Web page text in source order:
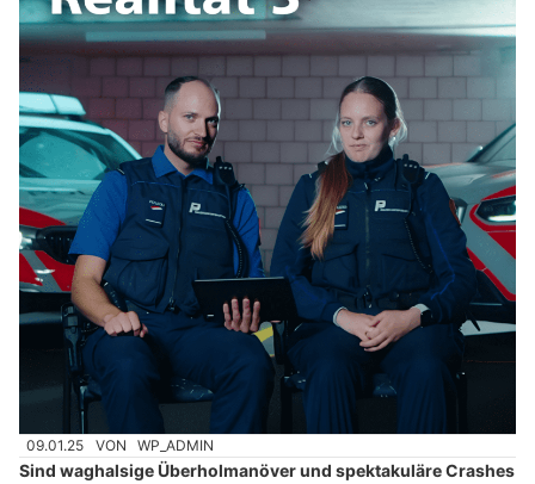
09.01.25 VON WP_ADMIN
Sind waghalsige Überholmanöver und spektakuläre Crashes